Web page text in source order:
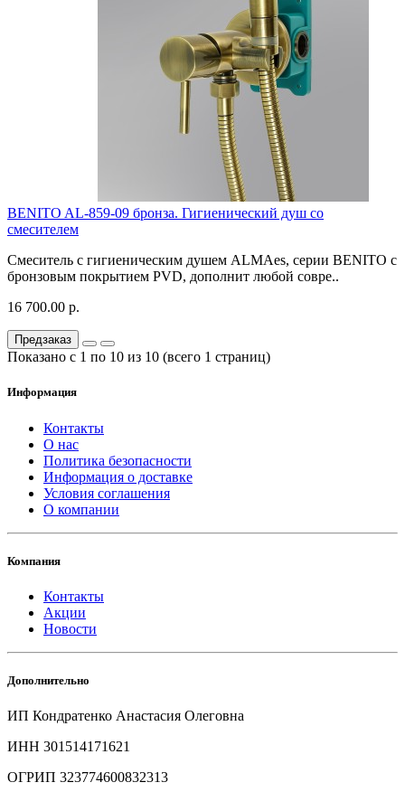
BENITO AL-859-09 бронза. Гигиенический душ со
смесителем
Смеситель с гигиеническим душем ALMAes, серии BENITO с
бронзовым покрытием PVD, дополнит любой совре..
16 700.00 р.
Предзаказ
Показано с 1 по 10 из 10 (всего 1 страниц)
Информация
Контакты
О нас
Политика безопасности
Информация о доставке
Условия соглашения
О компании
Компания
Контакты
Акции
Новости
Дополнительно
ИП Кондратенко Анастасия Олеговна
ИНН 301514171621
ОГРИП 323774600832313